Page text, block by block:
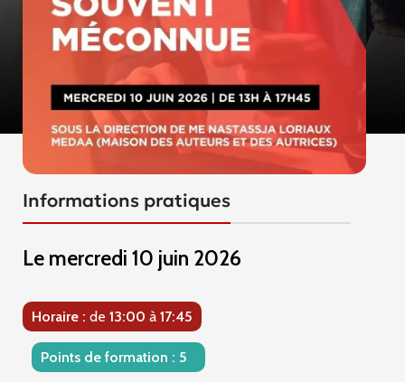
Informations pratiques
Le mercredi 10 juin 2026
Horaire : de 13:00 à 17:45
Points de formation : 5